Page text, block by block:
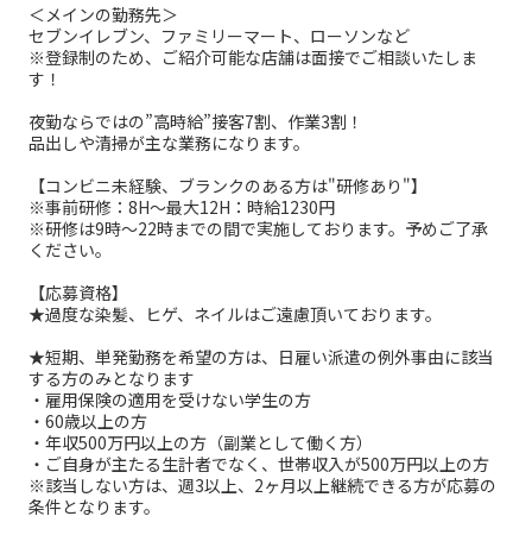
＜メインの勤務先＞
セブンイレブン、ファミリーマート、ローソンなど
※登録制のため、ご紹介可能な店舗は面接でご相談いたしま
す！
夜勤ならではの”高時給”接客7割、作業3割！
品出しや清掃が主な業務になります。
【コンビニ未経験、ブランクのある方は"研修あり"】
※事前研修：8H～最大12H：時給1230円
※研修は9時～22時までの間で実施しております。予めご了承
ください。
【応募資格】
★過度な染髪、ヒゲ、ネイルはご遠慮頂いております。
★短期、単発勤務を希望の方は、日雇い派遣の例外事由に該当
する方のみとなります
・雇用保険の適用を受けない学生の方
・60歳以上の方
・年収500万円以上の方（副業として働く方）
・ご自身が主たる生計者でなく、世帯収入が500万円以上の方
※該当しない方は、週3以上、2ヶ月以上継続できる方が応募の
条件となります。